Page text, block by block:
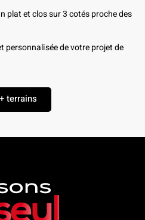
plat et clos sur 3 cotés proche des
personnalisée de votre projet de
terrains